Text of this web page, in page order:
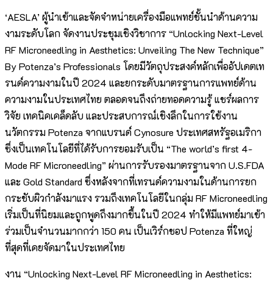
‘AESLA’ ผู้นำเข้าและจัดจำหน่ายเครื่องมือแพทย์ชั้นนำด้านความ
งามระดับโลก จัดงานประชุมเชิงวิชาการ “Unlocking Next-Level
RF Microneedling in Aesthetics: Unveiling The New Technique”
By Potenza’s Professionals โดยมีวัตถุประสงค์หลักเพื่ออัปเดตเท
รนด์ความงามในปี 2024 และยกระดับมาตรฐานการแพทย์ด้าน
ความงามในประเทศไทย ตลอดจนถึงถ่ายทอดความรู้ แชร์ผลการ
วิจัย เทคนิคเคล็ดลับ และประสบการณ์เชิงลึกในการใช้งาน
นวัตกรรม Potenza จากแบรนด์ Cynosure ประเทศสหรัฐอเมริกา
ซึ่งเป็นเทคโนโลยีที่ได้รับการยอมรับเป็น “The world’s first 4-
Mode RF Microneedling” ผ่านการรับรองมาตรฐานจาก U.S.FDA
และ Gold Standard ซึ่งหลังจากที่เทรนด์ความงามในด้านการยก
กระชับผิวกำลังมาแรง รวมถึงเทคโนโลยีในกลุ่ม RF Microneedling
เริ่มเป็นที่นิยมและถูกพูดถึงมากขึ้นในปี 2024 ทำให้มีแพทย์มาเข้า
ร่วมเป็นจำนวนมากกว่า 150 คน เป็นเวิร์กชอป Potenza ที่ใหญ่
ที่สุดที่เคยจัดมาในประเทศไทย
งาน “Unlocking Next-Level RF Microneedling in Aesthetics: